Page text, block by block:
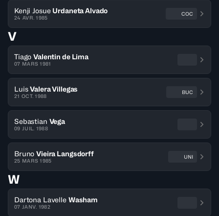
Kenji Josue Urdaneta Alvado
24 AVR. 1985
COC
V
Tiago Valentin de Lima
07 MARS 1981
Luis Valera Villegas
21 OCT. 1988
BUC
Sebastian Vega
09 JUIL. 1988
Bruno Vieira Langsdorff
25 MARS 1985
UNI
W
Dartona Lavelle Washam
07 JANV. 1982